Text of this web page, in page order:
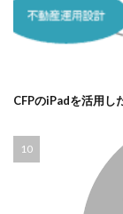
CFPのiPadを活用し